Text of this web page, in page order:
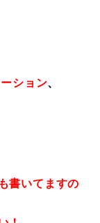
ション、
書いてますの